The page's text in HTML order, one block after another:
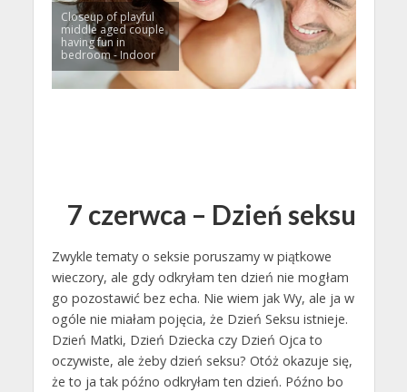
Closeup of playful
middle aged couple
having fun in
bedroom - Indoor
7 czerwca – Dzień seksu
Zwykle tematy o seksie poruszamy w piątkowe
wieczory, ale gdy odkryłam ten dzień nie mogłam
go pozostawić bez echa. Nie wiem jak Wy, ale ja w
ogóle nie miałam pojęcia, że Dzień Seksu istnieje.
Dzień Matki, Dzień Dziecka czy Dzień Ojca to
oczywiste, ale żeby dzień seksu? Otóż okazuje się,
że to ja tak późno odkryłam ten dzień. Późno bo